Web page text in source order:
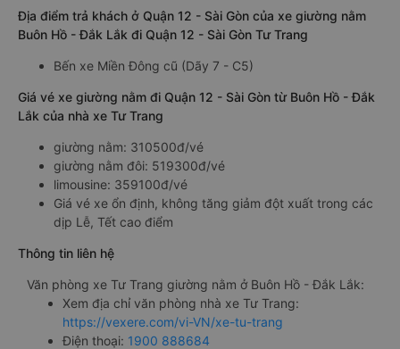
Địa điểm trả khách ở Quận 12 - Sài Gòn của xe giường nằm
Buôn Hồ - Đắk Lắk đi Quận 12 - Sài Gòn Tư Trang
Bến xe Miền Đông cũ (Dãy 7 - C5)
Giá vé xe giường nằm đi Quận 12 - Sài Gòn từ Buôn Hồ - Đắk
Lắk của nhà xe Tư Trang
giường nằm: 310500đ/vé
giường nằm đôi: 519300đ/vé
limousine: 359100đ/vé
Giá vé xe ổn định, không tăng giảm đột xuất trong các
dịp Lễ, Tết cao điểm
Thông tin liên hệ
Văn phòng xe Tư Trang giường nằm ở Buôn Hồ - Đắk Lắk:
Xem địa chỉ văn phòng nhà xe Tư Trang:
https://vexere.com/vi-VN/xe-tu-trang
Điện thoại: 1900 888684